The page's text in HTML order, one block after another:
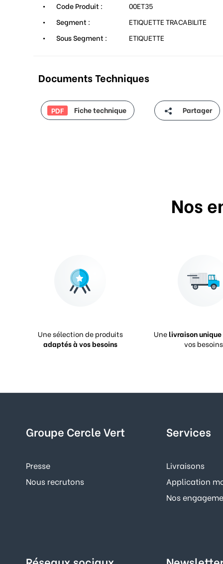
Code Produit :
00ET35
Segment :
ETIQUETTE TRACABILITE
Sous Segment :
ETIQUETTE
Documents Techniques
PDF Fiche technique Partager
Nos
Une sélection de produits
adaptés à vos besoins
Unelivraison unique
vos besoins
Groupe Cercle Vert
Presse
Nous recrutons
Services
Livraisons
Application
Nos